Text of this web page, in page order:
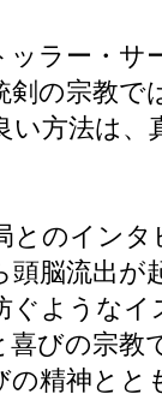
ッラー・
の宗教で
い方法は
のインタ
頭脳流出
ぐような
びの宗教
精神とと